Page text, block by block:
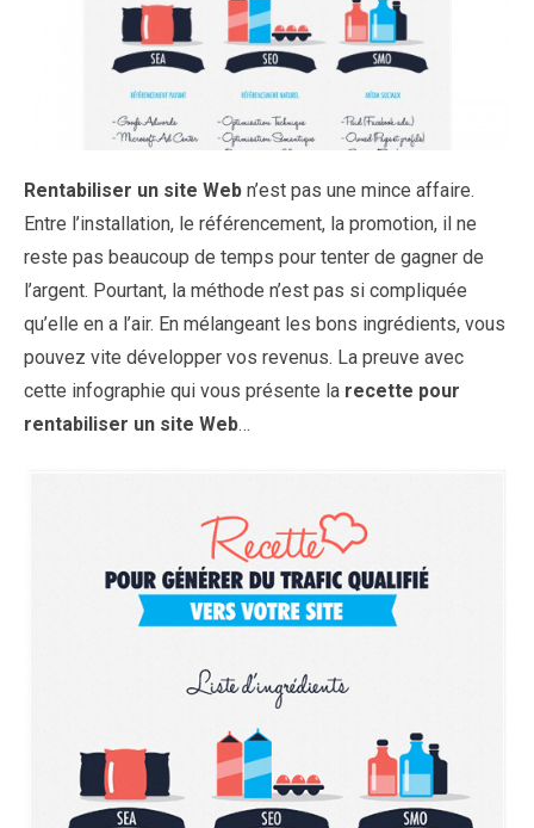
Rentabiliser un site Web n’est pas une mince affaire.
Entre l’installation, le référencement, la promotion, il ne
reste pas beaucoup de temps pour tenter de gagner de
l’argent. Pourtant, la méthode n’est pas si compliquée
qu’elle en a l’air. En mélangeant les bons ingrédients, vous
pouvez vite développer vos revenus. La preuve avec
cette infographie qui vous présente la recette pour
rentabiliser un site Web…